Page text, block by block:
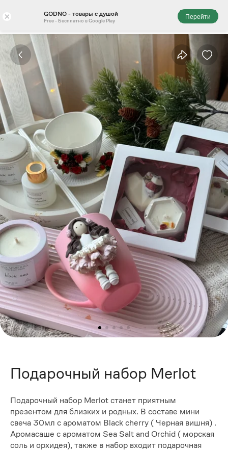
× GODNO - товары с душой
Free - Бесплатно в Google Play
Перейти
Подарочный набор Merlot
Подарочный набор Merlot станет приятным
презентом для близких и родных. В составе мини
свеча 30мл с ароматом Black cherry ( Черная вишня) .
Аромасаше с ароматом Sea Salt and Orchid ( морская
соль и орхидея), также в набор входит подарочная